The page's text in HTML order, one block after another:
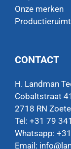
Onze merken
CONTACT
H. Landman
Cobaltstraat 41
2718 RN
Tel: +31 79
Whatsapp:
Email: